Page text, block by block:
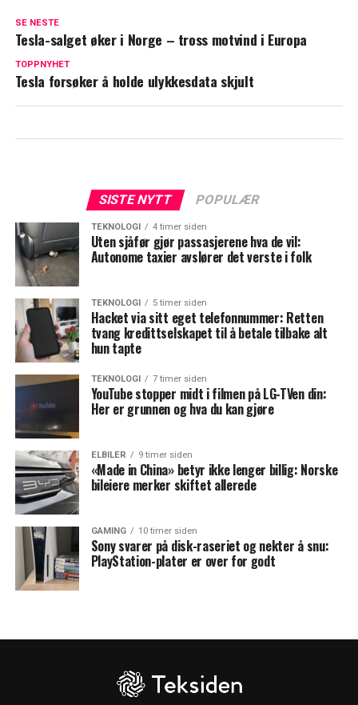
SE NESTE
Tesla-salget øker i Norge – tross motvind i Europa
TOPPNYHET
Tesla forsøker å holde ulykkesdata skjult
SISTE NYTT POPULÆR
TEKNOLOGI 4 timer siden
Uten sjåfør gjør passasjerene hva de vil:
Autonome taxier avslører det verste i folk
TEKNOLOGI 5 timer siden
Hacket via sitt eget telefonnummer: Retten
tvang kredittselskapet til å betale tilbake alt
hun tapte
TEKNOLOGI 7 timer siden
YouTube stopper midt i filmen på LG-TVen din:
Her er grunnen og hva du kan gjøre
ELBILER 9 timer siden
«Made in China» betyr ikke lenger billig: Norske
bileiere merker skiftet allerede
GAMING 10 timer siden
Sony svarer på disk-raseriet og nekter å snu:
PlayStation-plater er over for godt